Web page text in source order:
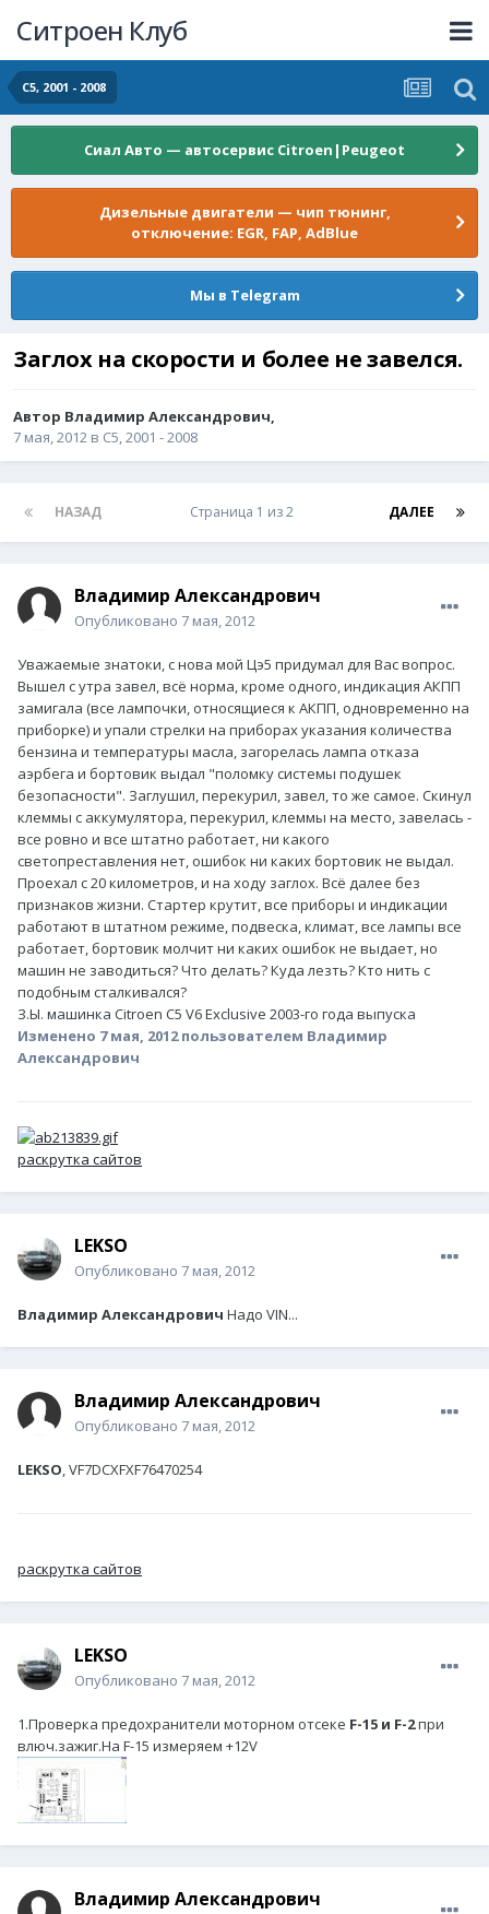
Ситроен Клуб
С5, 2001 - 2008
Сиал Авто — автосервис Citroen|Peugeot
Дизельные двигатели — чип тюнинг,
отключение: EGR, FAP, AdBlue
Мы в Telegram
Заглох на скорости и более не завелся.
Автор Владимир Александрович,
7 мая, 2012 в С5, 2001 - 2008
НАЗАД ДАЛЕЕ
Страница 1 из 2
Владимир Александрович
Опубликовано 7 мая, 2012
Уважаемые знатоки, с нова мой Цэ5 придумал для Вас вопрос.
Вышел с утра завел, всё норма, кроме одного, индикация АКПП
замигала (все лампочки, относящиеся к АКПП, одновременно на
приборке) и упали стрелки на приборах указания количества
бензина и температуры масла, загорелась лампа отказа
аэрбега и бортовик выдал "поломку системы подушек
безопасности". Заглушил, перекурил, завел, то же самое. Скинул
клеммы с аккумулятора, перекурил, клеммы на место, завелась -
все ровно и все штатно работает, ни какого
светопреставления нет, ошибок ни каких бортовик не выдал.
Проехал с 20 километров, и на ходу заглох. Всё далее без
признаков жизни. Стартер крутит, все приборы и индикации
работают в штатном режиме, подвеска, климат, все лампы все
работает, бортовик молчит ни каких ошибок не выдает, но
машин не заводиться? Что делать? Куда лезть? Кто нить с
подобным сталкивался?
З.Ы. машинка Citroen C5 V6 Exclusive 2003-го года выпуска
Изменено 7 мая, 2012пользователем Владимир
Александрович
раскрутка сайтов
LEKSO
Опубликовано 7 мая, 2012
Владимир Александрович Надо VIN...
Владимир Александрович
Опубликовано 7 мая, 2012
LEKSO, VF7DCXFXF76470254
раскрутка сайтов
LEKSO
Опубликовано 7 мая, 2012
1.Проверка предохранители моторном отсеке F-15 и F-2при
влюч.зажиг.На F-15 измеряем +12V
Владимир Александрович